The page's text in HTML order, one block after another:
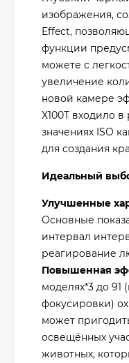
изображения,
Effect,
функции
можете с
увеличение
новой камере
X100T входило
значениях ISO
для создания
Идеальный
Улучшенные
Основные
интервал
реагирование
Повышенная
моделях*3 до 91
фокусировки)
может
освещённых
животных,